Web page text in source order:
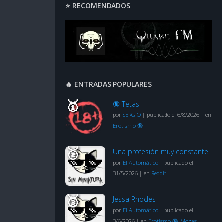
⭐ RECOMENDADOS
🔥 ENTRADAS POPULARES
🔞 Tetas
por SERGIO | publicado el 6/8/2026 | en
Erotismo 🔞
Una profesión muy constante
por El Automático | publicado el
31/5/2026 | en Reddit
Jessa Rhodes
por El Automático | publicado el